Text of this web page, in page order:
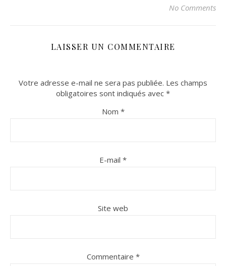
No Comments
LAISSER UN COMMENTAIRE
Votre adresse e-mail ne sera pas publiée. Les champs
obligatoires sont indiqués avec *
Nom *
E-mail *
Site web
Commentaire *